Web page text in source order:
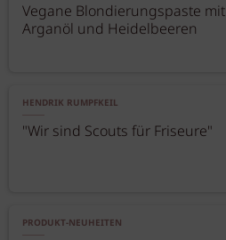
Vegane Blondierungspaste mit
Arganöl und Heidelbeeren
HENDRIK RUMPFKEIL
"Wir sind Scouts für Friseure"
PRODUKT-NEUHEITEN